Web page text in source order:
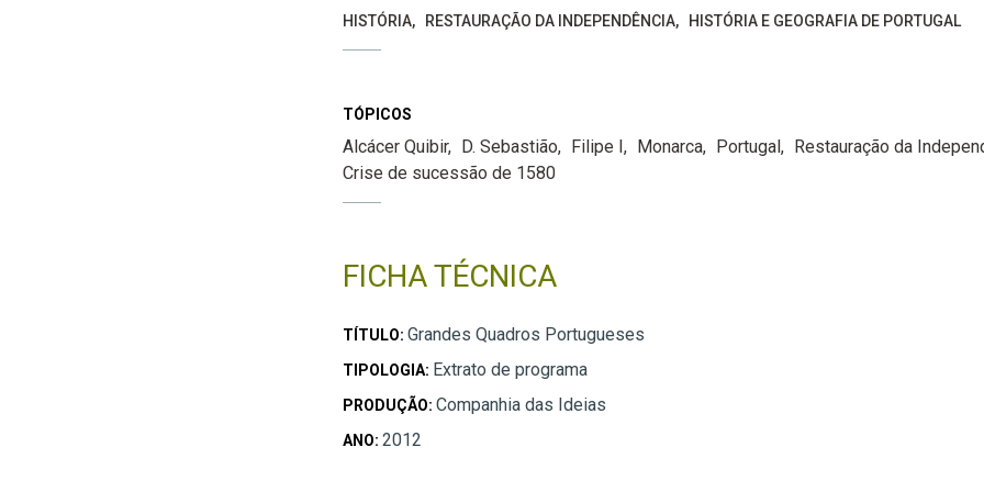
HISTÓRIA
RESTAURAÇÃO DA INDEPENDÊNCIA HISTÓRIA E GEOGRAFIA DE PORTUGAL
TÓPICOS
Alcácer Quibir D. Sebastião Filipe I Monarca Portugal
Restauração da
Crise de sucessão de 1580
FICHA TÉCNICA
TÍTULO: Grandes Quadros Portugueses
TIPOLOGIA: Extrato de programa
PRODUÇÃO: Companhia das Ideias
ANO: 2012